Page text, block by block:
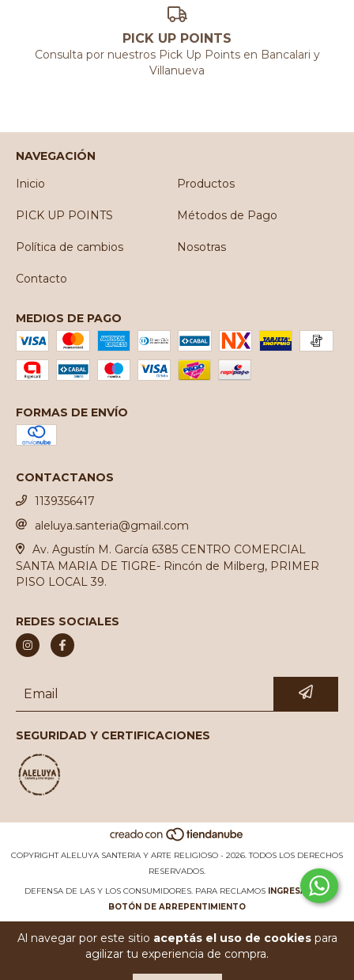
Al navegar por este sitio aceptás el uso de cookiespara
agilizar tu experiencia de compra.
PICK UP POINTS
Consulta por nuestros Pick Up Points en Bancalari y
Villanueva
NAVEGACIÓN
Inicio
Productos
PICK UP POINTS Métodos de Pago
Política de cambios Nosotras
Contacto
MEDIOS DE PAGO
FORMAS DE ENVÍO
CONTACTANOS
1139356417
aleluya.santeria@gmail.com
Av. Agustín M. García 6385 CENTRO COMERCIAL
SANTA MARIA DE TIGRE- Rincón de Milberg, PRIMER
PISO LOCAL 39.
REDES SOCIALES
SEGURIDAD Y CERTIFICACIONES
COPYRIGHT ALELUYA SANTERIA Y ARTE RELIGIOSO - 2026. TODOS LOS DERECHOS
RESERVADOS.
DEFENSA DE LAS Y LOS CONSUMIDORES. PARA RECLAMOS INGRESÁ ACÁ.
BOTÓN DE ARREPENTIMIENTO